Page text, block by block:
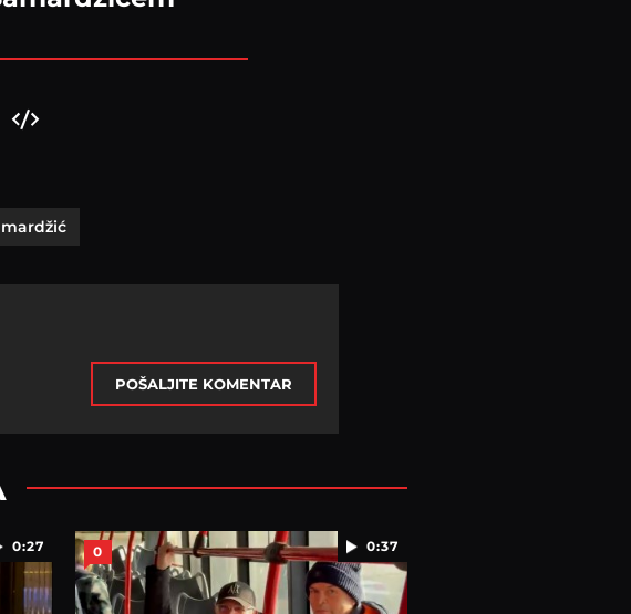
POŠALJITE KOMENTAR
0:27 0:37
0